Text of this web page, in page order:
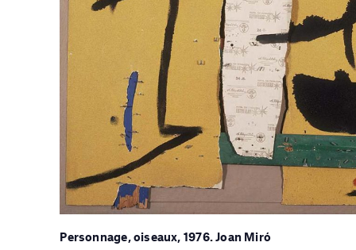
Personnage, oiseaux, 1976. Joan Miró